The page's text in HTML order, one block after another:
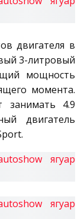
двигателя в
3-литровый
мощность
момента.
занимать 4.9
двигатель